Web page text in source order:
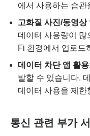
에서 사용하는 습관
고화질 사진/동영상
데이터 사용량이 많
Fi 환경에서 업로드
데이터 차단 앱 활
발할 수 있습니다.
데이터 사용을 제한
통신 관련 부가